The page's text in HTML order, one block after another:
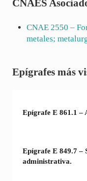
CNAES
CNAE2550 –
metales;
Sidebar
Epígrafes más
Epígrafe E 861.1 –
Epígrafe E 849.7 –
administrativa.